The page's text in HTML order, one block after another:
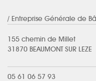
/ Entreprise Générale de
155 chemin de Millet
31870 BEAUMONT SUR LEZE
05 61 06 57 93